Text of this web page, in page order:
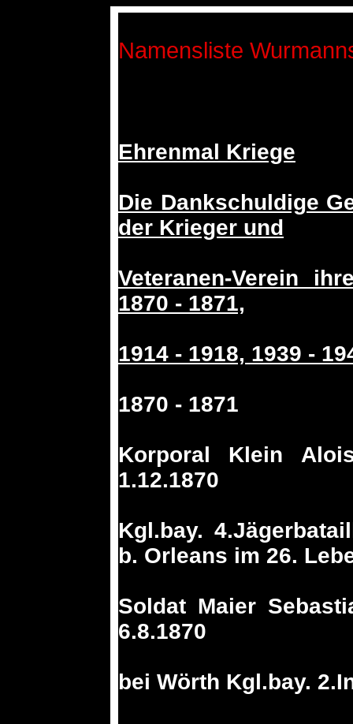
Namensliste
Ehrenmal Kriege
Die Dankschuldige
der Krieger und
Veteranen-Verein
1870 - 1871,
1914 - 1918, 1939 -
1870 - 1871
Korporal Klein
1.12.1870
Kgl.bay.
b. Orleans im 26.
Soldat Maier
6.8.1870
bei Wörth Kgl.bay.